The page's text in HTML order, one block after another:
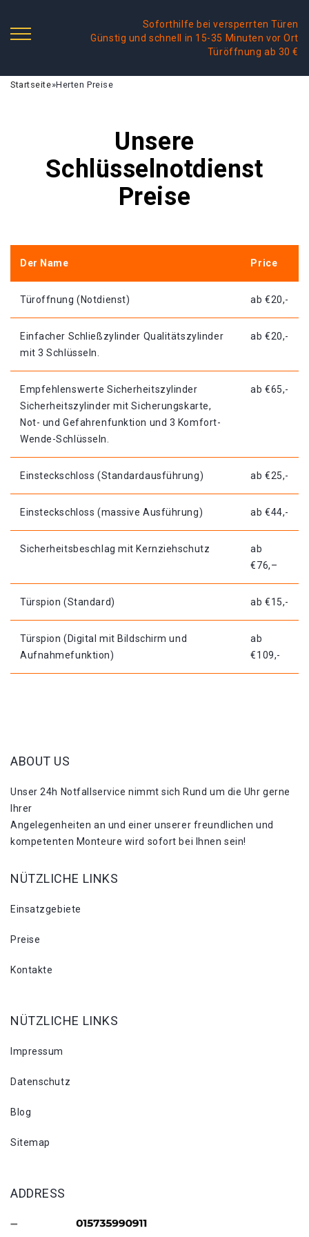
Soforthilfe bei versperrten Türen
Günstig und schnell in 15-35 Minuten vor Ort
Türöffnung ab 30 €
Startseite»Herten Preise
Unsere
Schlüsselnotdienst
Preise
Der Name Price
Türoffnung (Notdienst) ab €20,-
Einfacher Schließzylinder Qualitätszylinder
mit 3 Schlüsseln.
ab €20,-
Empfehlenswerte Sicherheitszylinder
Sicherheitszylinder mit Sicherungskarte,
Not- und Gefahrenfunktion und 3 Komfort-
Wende-Schlüsseln.
ab €65,-
Einsteckschloss (Standardausführung) ab €25,-
Einsteckschloss (massive Ausführung) ab €44,-
Sicherheitsbeschlag mit Kernziehschutz
ab
€76,–
Türspion (Standard) ab €15,-
Türspion (Digital mit Bildschirm und
Aufnahmefunktion)
ab
€109,-
ABOUT US
Unser 24h Notfallservice nimmt sich Rund um die Uhr gerne
Ihrer
Angelegenheiten an und einer unserer freundlichen und
kompetenten Monteure wird sofort bei Ihnen sein!
NÜTZLICHE LINKS
Einsatzgebiete
Preise
Kontakte
NÜTZLICHE LINKS
Impressum
Datenschutz
Blog
Sitemap
ADDRESS